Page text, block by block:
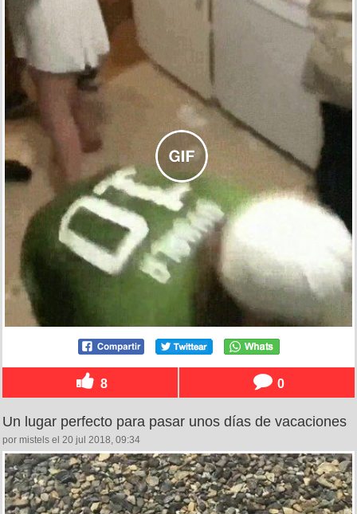
8 0
Un lugar perfecto para pasar unos días de vacaciones
por mistels el 20 jul 2018, 09:34